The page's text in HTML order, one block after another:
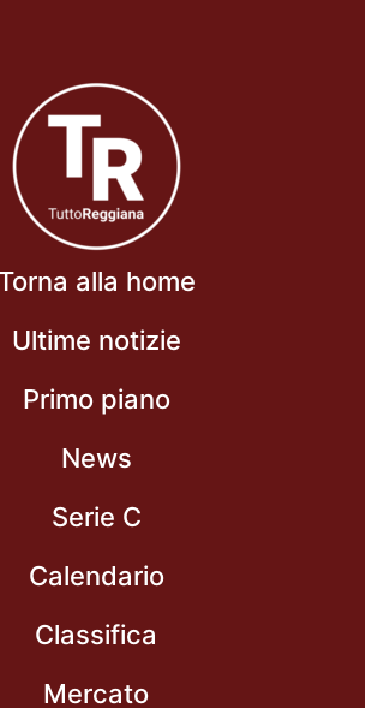
Torna alla home
Ultime notizie
Primo piano
News
Serie C
Calendario
Classifica
Mercato